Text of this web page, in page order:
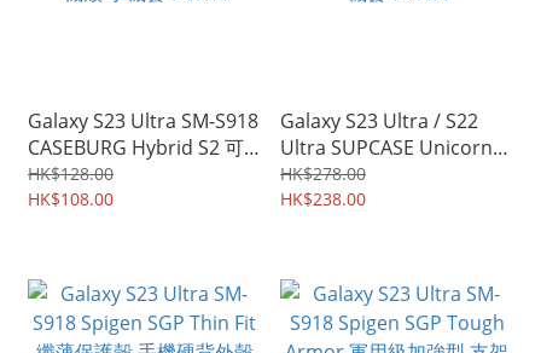
Galaxy S23 Ultra SM-S918
CASEBURG Hybrid S2 可
橫直座枱 磁貼固定 雙物料
四邊全包防撞 支架手機殼
HK$128.00
HK$108.00
Galaxy S23 Ultra / S22
Ultra SUPCASE Unicorn
Beetle UB 專業強力保護 四
邊全包 座枱保護殼 支架手
HK$278.00
HK$238.00